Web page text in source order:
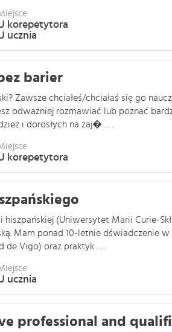
korepetytora
ucznia
barier
Zawsze chciałeś/chciałaś się go
odważniej rozmawiać lub poznać
i dorosłych na zaj� . . .
korepetytora
(Uniwersytet Marii Curie-
Mam ponad 10-letnie dświadczenie w
Vigo) oraz praktyk . . .
ucznia
professional and